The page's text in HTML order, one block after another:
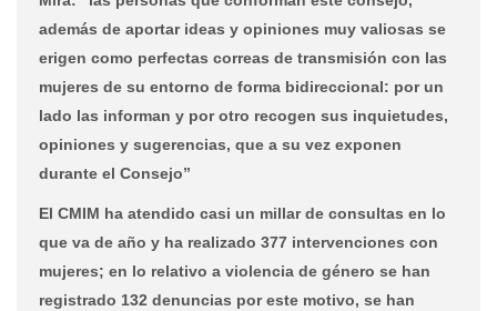
además de aportar ideas y opiniones muy valiosas se
erigen como perfectas correas de transmisión con las
mujeres de su entorno de forma bidireccional: por un
lado las informan y por otro recogen sus inquietudes,
opiniones y sugerencias, que a su vez exponen
durante el Consejo”
El CMIM ha atendido casi un millar de consultas en lo
que va de año y ha realizado 377 intervenciones con
mujeres; en lo relativo a violencia de género se han
registrado 132 denuncias por este motivo, se han